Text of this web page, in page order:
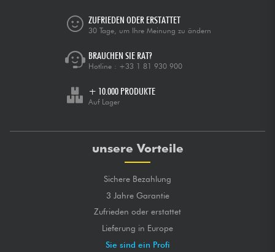
ZUFRIEDEN ODER ERSTATTET
30 Tage, um Ihre Meinung zu ändern
BRAUCHEN SIE RAT?
Hotline : +33 1 81 930 900
+ 10.000 PRODUKTE
Auf Lager
unsere Vorteile
Sichere Bezahlung
3 Jahre Garantie
Zufrieden oder erstattet
Lieferung in Europe
Sie sind ein Profi